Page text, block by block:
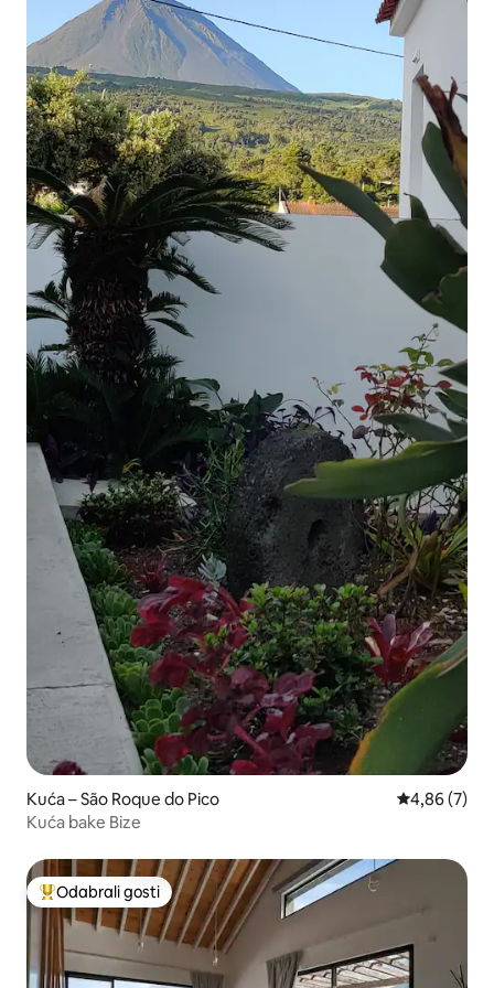
Kuća – São Roque do Pico Prosječna
4,86 (7)
Kuća bake Bize
Među najviše rangiranima s oznakom „Odabrali gosti”
Odabrali gosti